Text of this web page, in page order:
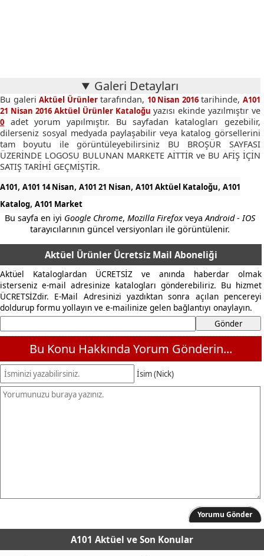
Galeri Detayları
Bu galeriAktüel Ürünlertarafından, 10 Nisan 2016tarihinde, A101
21 Nisan 2016 Aktüel Ürünler Kataloğu yazısı ekinde yazılmıştır ve
0 adet yorum yapılmıştır. Bu sayfadan katalogları gezebilir,
dilerseniz sosyal medyada paylaşabilir veya katalog görsellerini
tam boyutu ile görüntüleyebilirsiniz BU BROŞÜR SAYFASI
ÜZERİNDE LOGOSU BULUNAN MARKETE AİTTİR ve BU AFİŞ İÇİN
SATIŞ TARİHİ GEÇMİŞTİR.
A101, A101 14 Nisan, A101 21 Nisan, A101 Aktüel Kataloğu, A101
Katalog, A101 Market
Bu sayfa en iyi Google Chrome,Mozilla Firefox veyaAndroid - IOS
tarayıcılarının güncel versiyonları ile görüntülenir.
Aktüel Ürünler Ücretsiz Mail Aboneliği
Aktüel Kataloglardan ÜCRETSİZ ve anında haberdar olmak
isterseniz e-mail adresinize katalogları gönderebiliriz. Bu hizmet
ÜCRETSİZdir. E-Mail Adresinizi yazdıktan sonra açılan pencereyi
doldurup formu yollayın ve e-mailinize gelen bağlantıyı onaylayın.
Bu Konu Hakkında Yorum Gönderin...
İsim (Nick)
Yorumu Gönder
A101 Aktüel ve Son Konular